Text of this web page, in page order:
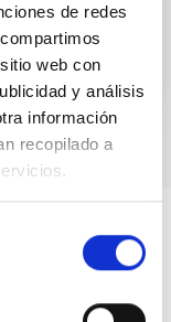
de redes
web con
y análisis
información
recopilado a